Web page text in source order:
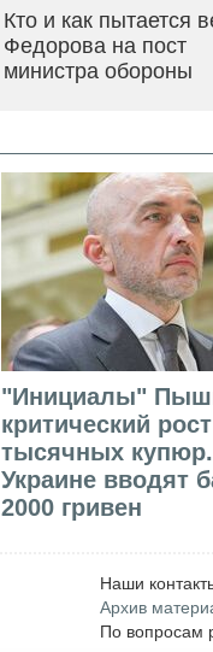
Кто и как пытается
Федорова на пост
министра обороны
"Инициалы"
критический
тысячных
Украине вводят
2000 гривен
Наши
Архив
По вопросам